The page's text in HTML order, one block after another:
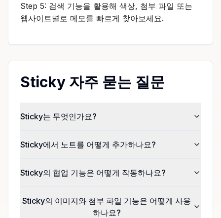
Step 5: 검색 기능을 활용해 색상, 첨부 파일 또는
웹사이트별로 메모를 빠르게 찾아보세요.
Sticky 자주 묻는 질문
Sticky는 무엇인가요?
Sticky에서 노트를 어떻게 추가하나요?
Sticky의 협업 기능은 어떻게 작동하나요?
Sticky의 이미지와 첨부 파일 기능은 어떻게 사용
하나요?